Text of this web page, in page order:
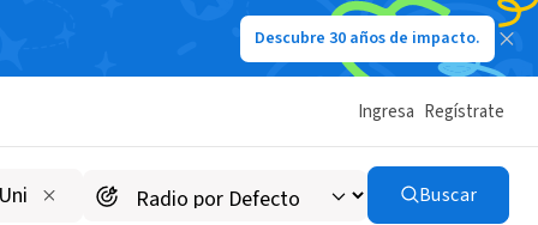
Descubre 30 años de impacto.
Ingresa Regístrate
Buscar